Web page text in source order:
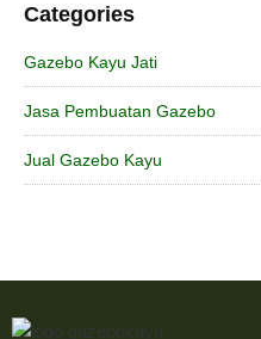
Categories
Gazebo Kayu Jati
Jasa Pembuatan Gazebo
Jual Gazebo Kayu